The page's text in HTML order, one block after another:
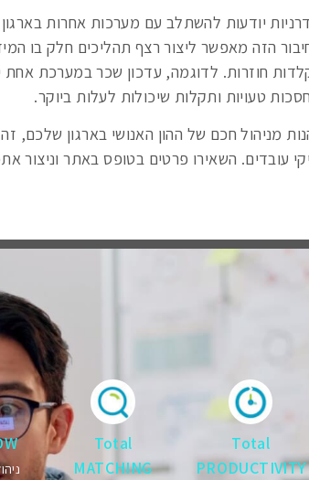
יודעות להשתלב עם מערכות אחרות
הזה מאפשר ליצור רצף תהליכים חלק בו
חוזרות. לדוגמה, עדכון שכר במערכת אחת
טעויות ותקלות שיכולות לעלות ביוקר.
מניהול חכם של ההון האנושי בארגון שלכם,
עובדים. השאירו פרטים בטופס באתר וניצור
Total
PRODUCTIVITY
Total
MATCHING